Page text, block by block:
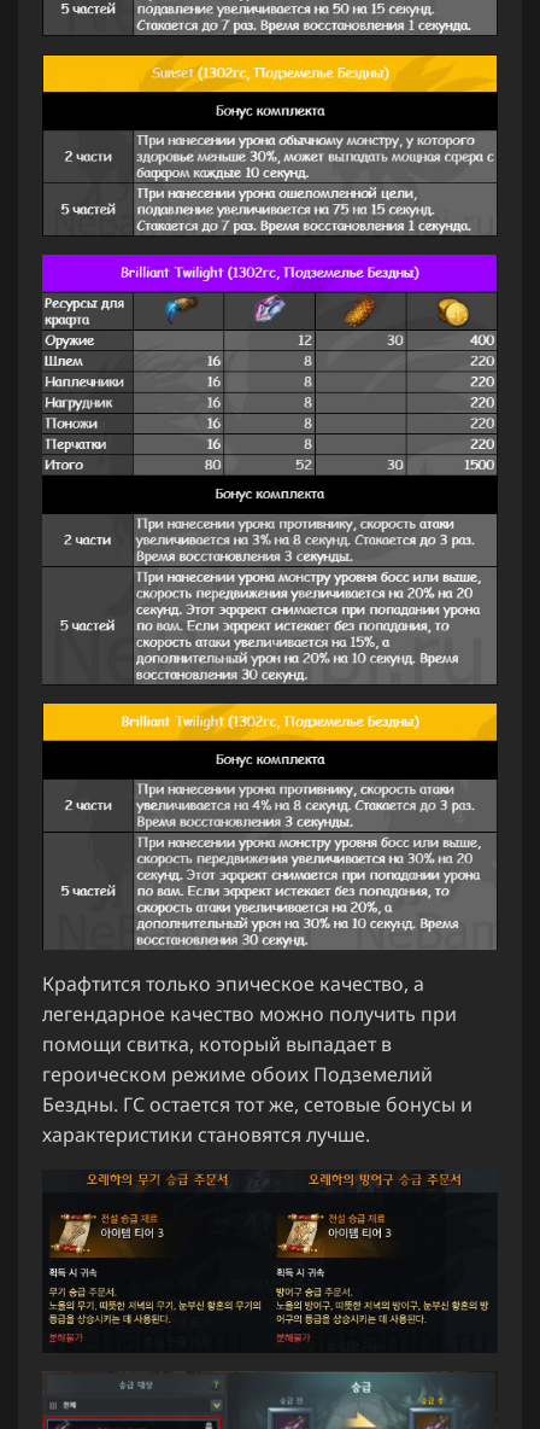
Крафтится только эпическое качество, а
легендарное качество можно получить при
помощи свитка, который выпадает в
героическом режиме обоих Подземелий
Бездны. ГС остается тот же, сетовые бонусы и
характеристики становятся лучше.